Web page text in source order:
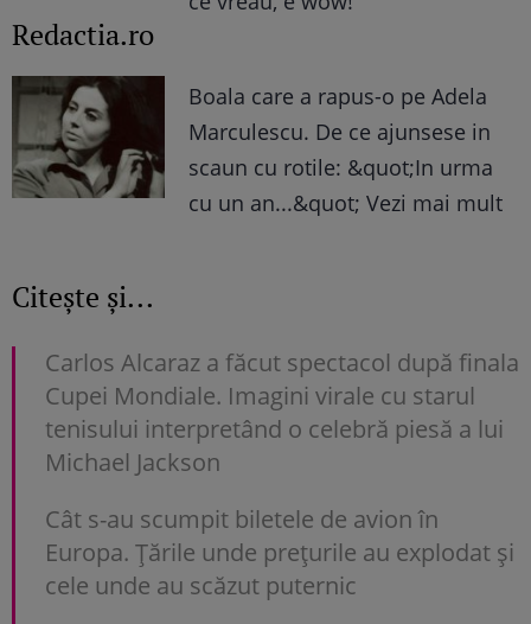
Redactia.ro
Boala care a rapus-o pe Adela
Marculescu. De ce ajunsese in
scaun cu rotile: &quot;In urma
cu un an...&quot; Vezi mai mult
Citește și...
Carlos Alcaraz a făcut spectacol după finala
Cupei Mondiale. Imagini virale cu starul
tenisului interpretând o celebră piesă a lui
Michael Jackson
Cât s-au scumpit biletele de avion în
Europa. Țările unde prețurile au explodat și
cele unde au scăzut puternic